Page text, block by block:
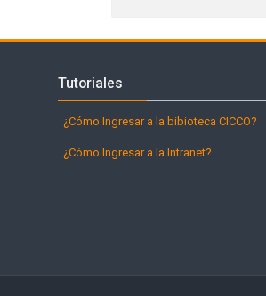
Tutoriales
¿Cómo Ingresar a la bibioteca CICCO?
¿Cómo Ingresar a la Intranet?